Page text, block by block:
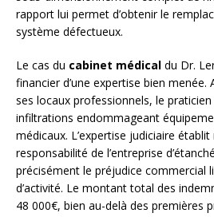
rapport lui permet d’obtenir le
système défectueux.
Le cas du cabinet médical du Dr.
financier d’une expertise bien menée.
ses locaux professionnels, le
infiltrations endommageant
médicaux. L’expertise judiciaire
responsabilité de l’entreprise
précisément le préjudice commercial
d’activité. Le montant total des
48 000€, bien au-delà des premières